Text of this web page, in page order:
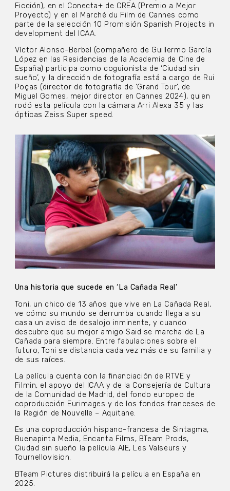
Ficción), en el Conecta+ de CREA (Premio a Mejor
Proyecto) y en el Marché du Film de Cannes como
parte de la selección 10 Promisión Spanish Projects in
development del ICAA.
Víctor Alonso-Berbel (compañero de Guillermo García
López en las Residencias de la Academia de Cine de
España) participa como coguionista de ‘Ciudad sin
sueño’, y la dirección de fotografía está a cargo de Rui
Poças (director de fotografía de ‘Grand Tour’, de
Miguel Gomes, mejor director en Cannes 2024), quien
rodó esta película con la cámara Arri Alexa 35 y las
ópticas Zeiss Super speed.
Una historia que sucede en ‘La Cañada Real’
Toni, un chico de 13 años que vive en La Cañada Real,
ve cómo su mundo se derrumba cuando llega a su
casa un aviso de desalojo inminente, y cuando
descubre que su mejor amigo Said se marcha de La
Cañada para siempre. Entre fabulaciones sobre el
futuro, Toni se distancia cada vez más de su familia y
de sus raíces.
La película cuenta con la financiación de RTVE y
Filmin, el apoyo del ICAA y de la Consejería de Cultura
de la Comunidad de Madrid, del fondo europeo de
coproducción Eurimages y de los fondos franceses de
la Región de Nouvelle – Aquitane.
Es una coproducción hispano-francesa de Sintagma,
Buenapinta Media, Encanta Films, BTeam Prods,
Ciudad sin sueño la película AIE, Les Valseurs y
Tournellovision.
BTeam Pictures distribuirá la película en España en
2025.